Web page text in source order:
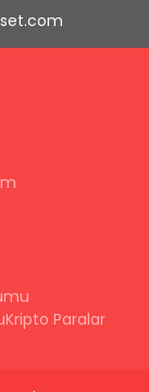
Kripto Paralar